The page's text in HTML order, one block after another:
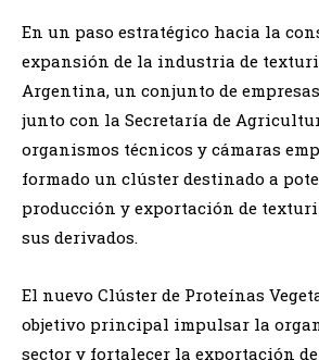
En un paso estratégico hacia la
expansión de la industria de
Argentina, un conjunto de
junto con la Secretaría de
organismos técnicos y cámaras
formado un clúster destinado a
producción y exportación de
sus derivados.
El nuevo Clúster de Proteínas
objetivo principal impulsar la
sector y fortalecer la exportación